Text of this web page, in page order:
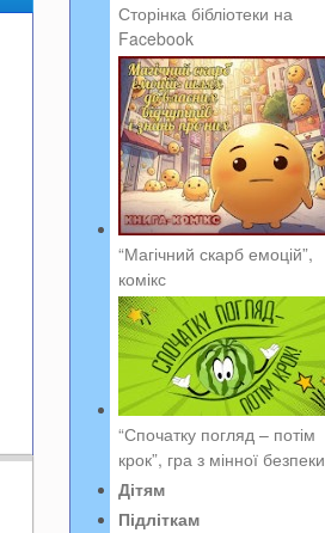
Сторінка бібліотеки на
Facebook
“Магічний скарб емоцій”,
комікс
“Спочатку погляд – потім
крок”, гра з мінної безпеки
Дітям
Підліткам